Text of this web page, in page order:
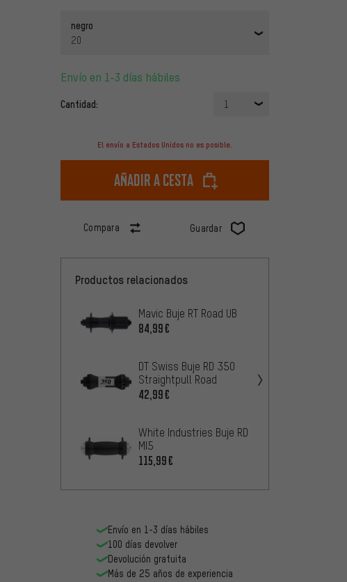
negro
20
Envío en 1-3 días hábiles
Cantidad: 1
El envío a Estados Unidos no es posible.
Añadir a cesta
Compara Guardar
Productos relacionados
Mavic Buje RT Road UB
84,99€
DT Swiss Buje RD 350
Straightpull Road
42,99€
White Industries Buje RD
MI5
115,99€
Envío en 1-3 días hábiles
100 días devolver
Devolución gratuita
Más de 25 años de experiencia